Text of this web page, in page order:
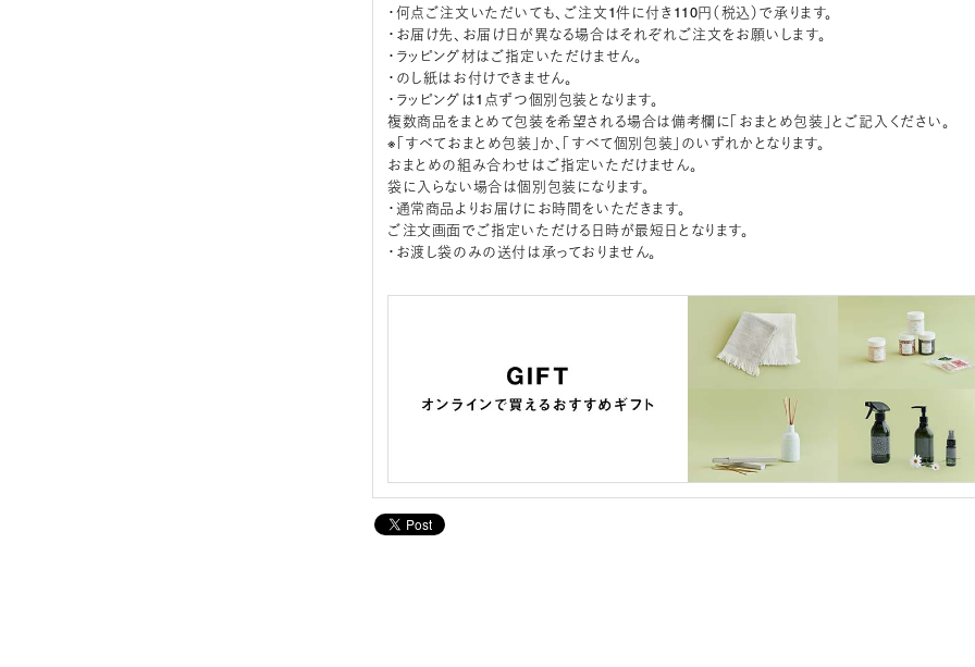
・何点ご注文いただいても、ご注文1件に付き110円（税込）で承ります。
・お届け先、お届け日が異なる場合はそれぞれご注文をお願いします。
・ラッピング材はご指定いただけません。
・のし紙はお付けできません。
・ラッピングは1点ずつ個別包装となります。
複数商品をまとめて包装を希望される場合は備考欄に「おまとめ包装」とご記入ください。
※「すべておまとめ包装」か、「すべて個別包装」のいずれかとなります。
おまとめの組み合わせはご指定いただけません。
袋に入らない場合は個別包装になります。
・通常商品よりお届けにお時間をいただきます。
ご注文画面でご指定いただける日時が最短日となります。
・お渡し袋のみの送付は承っておりません。